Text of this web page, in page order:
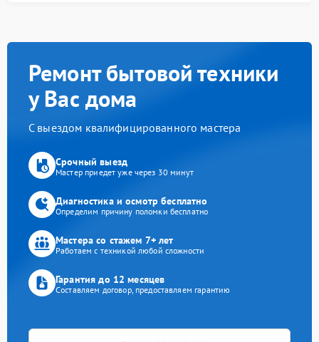
Ремонт бытовой техники
у Вас дома
С выездом квалифицированного мастера
Срочный выезд
Мастер приедет уже через 30 минут
Диагностика и осмотр бесплатно
Определим причину поломки бесплатно
Мастера со стажем 7+ лет
Работаем с техникой любой сложности
Гарантия до 12 месяцев
Составляем договор, предоставляем гарантию